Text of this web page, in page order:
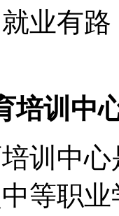
业有
培训中
训中
等职